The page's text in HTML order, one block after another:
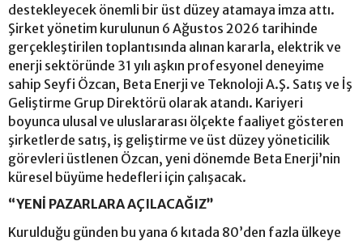
destekleyecek önemli bir üst düzey atamaya imza attı.
Şirket yönetim kurulunun 6 Ağustos 2026 tarihinde
gerçekleştirilen toplantısında alınan kararla, elektrik ve
enerji sektöründe 31 yılı aşkın profesyonel deneyime
sahip Seyfi Özcan, Beta Enerji ve Teknoloji A.Ş. Satış ve İş
Geliştirme Grup Direktörü olarak atandı. Kariyeri
boyunca ulusal ve uluslararası ölçekte faaliyet gösteren
şirketlerde satış, iş geliştirme ve üst düzey yöneticilik
görevleri üstlenen Özcan, yeni dönemde Beta Enerji’nin
küresel büyüme hedefleri için çalışacak.
“YENİ PAZARLARA AÇILACAĞIZ”
Kurulduğu günden bu yana 6 kıtada 80’den fazla ülkeye